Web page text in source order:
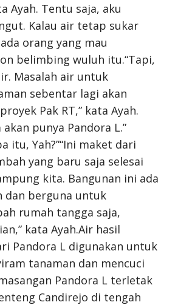
Ayah. Tentu saja, aku
Kalau air tetap sukar
orang yang mau
belimbing wuluh itu.“Tapi,
Masalah air untuk
sebentar lagi akan
Pak RT,” kata Ayah.
punya Pandora L.”
itu, Yah?”“Ini maket dari
yang baru saja selesai
kita. Bangunan ini ada
dan berguna untuk
rumah tangga saja,
kata Ayah.Air hasil
Pandora L digunakan untuk
tanaman dan mencuci
Pandora L terletak
Candirejo di tengah